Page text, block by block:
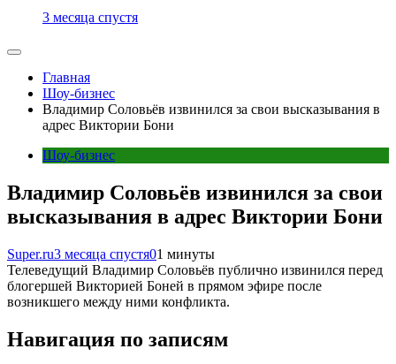
3 месяца спустя
Главная
Шоу-бизнес
Владимир Соловьёв извинился за свои высказывания в
адрес Виктории Бони
Шоу-бизнес
Владимир Соловьёв извинился за свои
высказывания в адрес Виктории Бони
Super.ru3 месяца спустя01 минуты
Телеведущий Владимир Соловьёв публично извинился перед
блогершей Викторией Боней в прямом эфире после
возникшего между ними конфликта.
Навигация по записям